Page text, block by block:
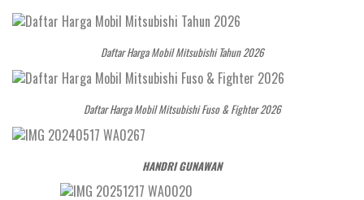
Daftar Harga Mobil Mitsubishi Tahun 2026
Daftar Harga Mobil Mitsubishi Fuso & Fighter 2026
HANDRI GUNAWAN